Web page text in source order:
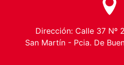
Dirección: Calle 37 Nº
San Martín - Pcia. De